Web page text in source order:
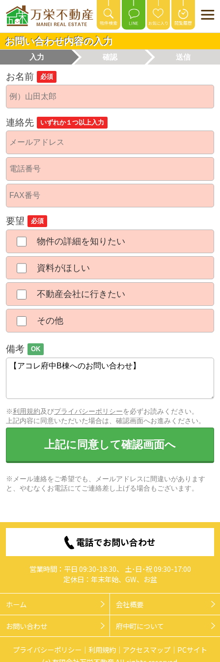
お問い合わせ内容の入力
入力 確認 送信
お名前 必須
連絡先 いずれか１つ以上入力
要望 必須
物件の詳細を知りたい
資料がほしい
不動産会社に行きたい
その他
備考 OK
※利用規約及びプライバシーポリシーを必ずお読みください。
上記内容に同意いただいた場合は、確認画面へお進みください。
上記に同意して確認画面へ
※メール連絡をご希望でも、メールアドレスに間違いがあります
と、やむなくお電話にてご連絡差し上げる場合もございます。
電話でお問い合わせ
営業時間：平日 09:30-18:30、 土･日･祝 09:30-17:00
定休日：年末年始、GW、お盆
ホーム 会社概要
お問い合わせ 府中町について
プライバシーポリシー 利用規約 アクセスマップ
PCサイト